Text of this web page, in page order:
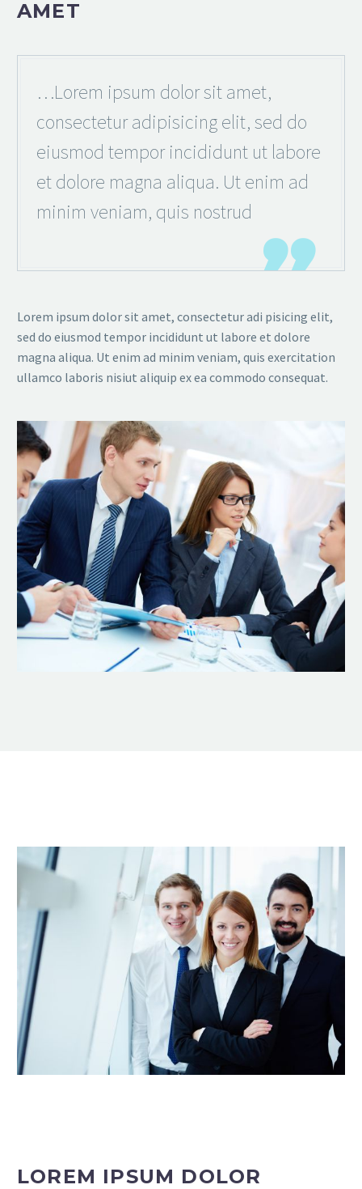
AMET
…Lorem ipsum dolor sit amet,
consectetur adipisicing elit, sed do
eiusmod tempor incididunt ut labore
et dolore magna aliqua. Ut enim ad
minim veniam, quis nostrud

Lorem ipsum dolor sit amet, consectetur adi pisicing elit,
sed do eiusmod tempor incididunt ut labore et dolore
magna aliqua. Ut enim ad minim veniam, quis exercitation
ullamco laboris nisiut aliquip ex ea commodo consequat.
LOREM IPSUM DOLOR